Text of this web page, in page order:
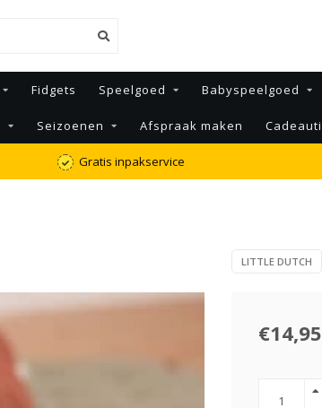
Fidgets Speelgoed Babyspeelgoed
Seizoenen Afspraak maken
Gratis inpakservice
LITTLE DUTCH
€14,95